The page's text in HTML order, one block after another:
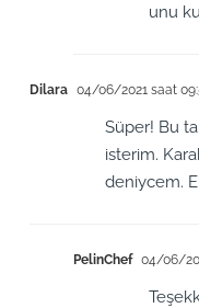
unu
Dilara 04/06/2021 saat
Süper! Bu
isterim.
deniycem.
PelinChef 04/06/